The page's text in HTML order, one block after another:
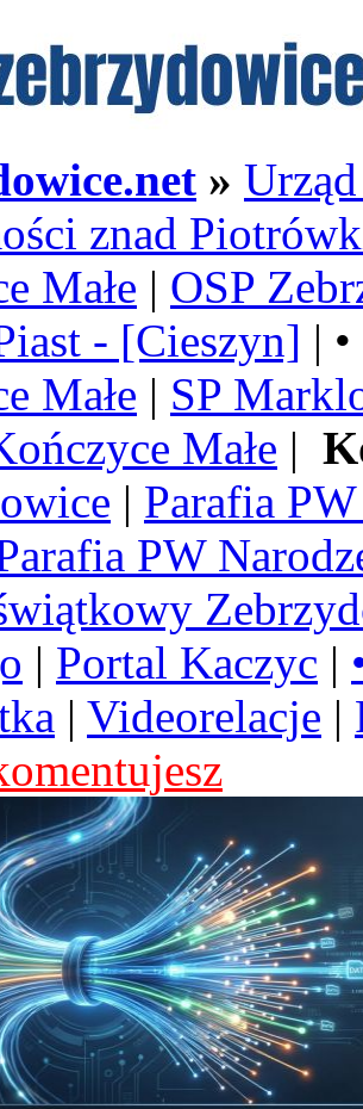
»
znad
Małe | OSP
- [Cieszyn] | •
Małe | SP
Małe |
| Parafia
PW
| Portal Kaczyc |
| Videorelacje |